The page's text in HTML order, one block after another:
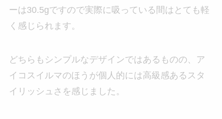
ーは30.5gですので実際に吸っている間はとても軽
く感じられます。
どちらもシンプルなデザインではあるものの、ア
イコスイルマのほうが個人的には高級感あるスタ
イリッシュさを感じました。